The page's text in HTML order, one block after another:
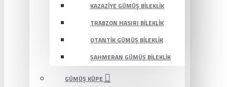
KAZAZIYE GÜMÜŞ BILEKLIK
TRABZON HASIRI BILEKLIK
OTANTIK GÜMÜŞ BILEKLIK
ŞAHMERAN GÜMÜŞ BILEKLIK
GÜMÜŞ KÜPE